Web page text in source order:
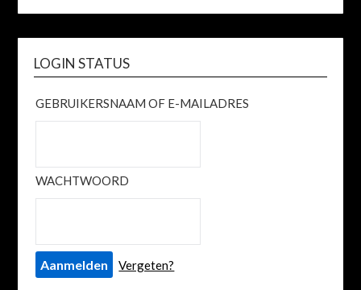
LOGIN STATUS
GEBRUIKERSNAAM OF E-MAILADRES
WACHTWOORD
Vergeten?